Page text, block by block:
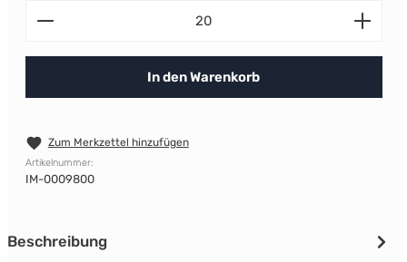
Produkt Anzahl: Gib den gewünschten Wert ein
In den Warenkorb
Zum Merkzettel hinzufügen
Artikelnummer:
IM-0009800
Beschreibung